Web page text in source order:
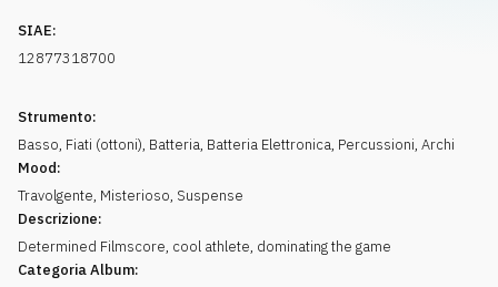
SIAE:
12877318700
Strumento:
Basso, Fiati (ottoni), Batteria, Batteria Elettronica, Percussioni, Archi
Mood:
Travolgente, Misterioso, Suspense
Descrizione:
Determined Filmscore, cool athlete, dominating the game
Categoria Album: